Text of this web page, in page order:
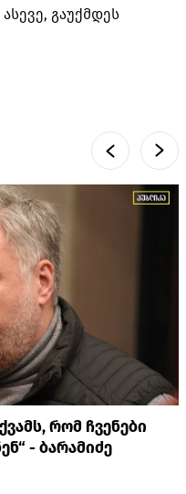
გაუქმდეს
რომ ჩვენები
- ბარამიძე